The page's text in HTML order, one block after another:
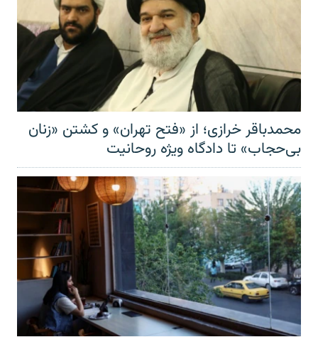
محمدباقر خرازی؛ از «فتح تهران» و کشتن «زنان
بی‌حجاب» تا دادگاه ویژه روحانیت